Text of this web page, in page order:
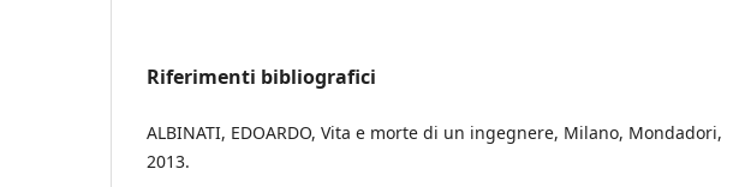
Riferimenti bibliografici
ALBINATI, EDOARDO, Vita e morte di un ingegnere, Milano, Mondadori,
2013.